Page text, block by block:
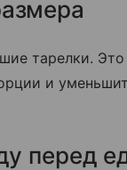
тарелки.
и
перед